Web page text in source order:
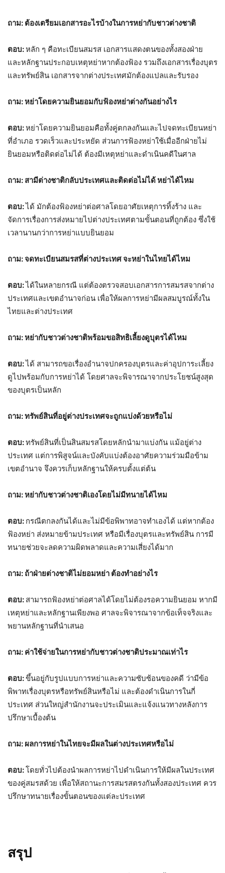
ถาม: ต้องเตรียมเอกสารอะไรบ้างในการหย่ากับชาวต่างชาติ
ตอบ:หลัก ๆ คือทะเบียนสมรส เอกสารแสดงตนของทั้งสองฝ่าย
และหลักฐานประกอบเหตุหย่าหากต้องฟ้อง รวมถึงเอกสารเรื่องบุตร
และทรัพย์สิน เอกสารจากต่างประเทศมักต้องแปลและรับรอง
ถาม: หย่าโดยความยินยอมกับฟ้องหย่าต่างกันอย่างไร
ตอบ:หย่าโดยความยินยอมคือทั้งคู่ตกลงกันและไปจดทะเบียนหย่า
ที่อำเภอ รวดเร็วและประหยัด ส่วนการฟ้องหย่าใช้เมื่ออีกฝ่ายไม่
ยินยอมหรือติดต่อไม่ได้ ต้องมีเหตุหย่าและดำเนินคดีในศาล
ถาม: สามีต่างชาติกลับประเทศและติดต่อไม่ได้ หย่าได้ไหม
ตอบ:ได้ มักต้องฟ้องหย่าต่อศาลโดยอาศัยเหตุการทิ้งร้าง และ
จัดการเรื่องการส่งหมายไปต่างประเทศตามขั้นตอนที่ถูกต้อง ซึ่งใช้
เวลานานกว่าการหย่าแบบยินยอม
ถาม: จดทะเบียนสมรสที่ต่างประเทศ จะหย่าในไทยได้ไหม
ตอบ:ได้ในหลายกรณี แต่ต้องตรวจสอบเอกสารการสมรสจากต่าง
ประเทศและเขตอำนาจก่อน เพื่อให้ผลการหย่ามีผลสมบูรณ์ทั้งใน
ไทยและต่างประเทศ
ถาม: หย่ากับชาวต่างชาติพร้อมขอสิทธิเลี้ยงดูบุตรได้ไหม
ตอบ:ได้ สามารถขอเรื่องอำนาจปกครองบุตรและค่าอุปการะเลี้ยง
ดูไปพร้อมกับการหย่าได้ โดยศาลจะพิจารณาจากประโยชน์สูงสุด
ของบุตรเป็นหลัก
ถาม: ทรัพย์สินที่อยู่ต่างประเทศจะถูกแบ่งด้วยหรือไม่
ตอบ:ทรัพย์สินที่เป็นสินสมรสโดยหลักนำมาแบ่งกัน แม้อยู่ต่าง
ประเทศ แต่การพิสูจน์และบังคับแบ่งต้องอาศัยความร่วมมือข้าม
เขตอำนาจ จึงควรเก็บหลักฐานให้ครบตั้งแต่ต้น
ถาม: หย่ากับชาวต่างชาติเองโดยไม่มีทนายได้ไหม
ตอบ: กรณีตกลงกันได้และไม่มีข้อพิพาทอาจทำเองได้ แต่หากต้อง
ฟ้องหย่า ส่งหมายข้ามประเทศ หรือมีเรื่องบุตรและทรัพย์สิน การมี
ทนายช่วยจะลดความผิดพลาดและความเสี่ยงได้มาก
ถาม: ถ้าฝ่ายต่างชาติไม่ยอมหย่า ต้องทำอย่างไร
ตอบ: สามารถฟ้องหย่าต่อศาลได้โดยไม่ต้องรอความยินยอม หากมี
เหตุหย่าและหลักฐานเพียงพอ ศาลจะพิจารณาจากข้อเท็จจริงและ
พยานหลักฐานที่นำเสนอ
ถาม: ค่าใช้จ่ายในการหย่ากับชาวต่างชาติประมาณเท่าไร
ตอบ:ขึ้นอยู่กับรูปแบบการหย่าและความซับซ้อนของคดี ว่ามีข้อ
พิพาทเรื่องบุตรหรือทรัพย์สินหรือไม่ และต้องดำเนินการในกี่
ประเทศ ส่วนใหญ่สำนักงานจะประเมินและแจ้งแนวทางหลังการ
ปรึกษาเบื้องต้น
ถาม: ผลการหย่าในไทยจะมีผลในต่างประเทศหรือไม่
ตอบ:โดยทั่วไปต้องนำผลการหย่าไปดำเนินการให้มีผลในประเทศ
ของคู่สมรสด้วย เพื่อให้สถานะการสมรสตรงกันทั้งสองประเทศ ควร
ปรึกษาทนายเรื่องขั้นตอนของแต่ละประเทศ
สรุป